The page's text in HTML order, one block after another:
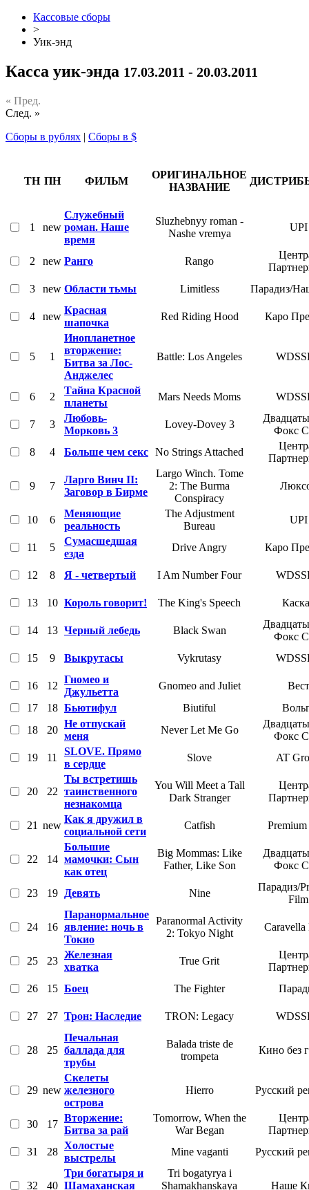
Кассовые сборы
>
Уик-энд
Касса уик-энда 17.03.2011 - 20.03.2011
« Пред.
След. »
Сборы в рублях | Сборы в $
ТН ПН ФИЛЬМ
ОРИГИНАЛЬНОЕ
НАЗВАНИЕ
1 new
Служебный
роман. Наше
время
Sluzhebnyy roman -
Nashe vremya
UPI
2 new Ранго Rango
3
new Области тьмы Limitless Парадиз/
4 new
Красная
шапочка
Red Riding Hood Каро
5 1
Инопланетное
вторжение:
Битва за Лос-
Анджелес
Battle: Los Angeles
6 2
Тайна Красной
планеты
Mars Needs Moms
7 3
Любовь-
Морковь 3
Lovey-Dovey 3
Фокс
8
4 Больше чем секс No Strings Attached
9 7
Ларго Винч II:
Заговор в Бирме
Largo Winch. Tome
2: The Burma
Conspiracy
10 6
Меняющие
реальность
The Adjustment
Bureau
UPI
11 5
Сумасшедшая
езда
Drive Angry Каро
12 8 Я - четвертый I Am Number Four
13 10 Король говорит! The King's Speech
14 13 Черный лебедь Black Swan
Фокс
15
9 Выкрутасы Vykrutasy
16 12
Гномео и
Джульетта
Gnomeo and Juliet
Вест
17
18 Бьютифул Biutiful
18
20
Не отпускай
меня
Never Let Me Go
Фокс
19
11
SLOVE. Прямо
в сердце
Slove AT
20 22
Ты встретишь
таинственного
незнакомца
You Will Meet a Tall
Dark Stranger
21 new
Как я дружил в
социальной сети
Catfish
22 14
Большие
мамочки: Сын
как отец
Big Mommas: Like
Father, Like Son
Фокс
23 19 Девять Nine
Парадиз/
Film
24 16
Паранормальное
явление: ночь в
Токио
Paranormal Activity
2: Tokyo Night
25 23
Железная
хватка
True Grit
26
15 Боец The Fighter
27 27 Трон: Наследие TRON: Legacy
28 25
Печальная
баллада для
трубы
Balada triste de
trompeta
Кино без
29 new
Скелеты
железного
острова
Hierro Русский
30 17
Вторжение:
Битва за рай
Tomorrow, When the
War Began
31
28
Холостые
выстрелы
Mine vaganti Русский
32 40
Три богатыря и
Шамаханская
Tri bogatyrya i
Shamakhanskaya
Наше